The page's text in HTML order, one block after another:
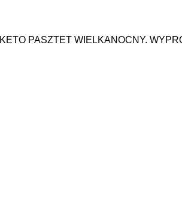
KETO PASZTET WIELKANOCNY.